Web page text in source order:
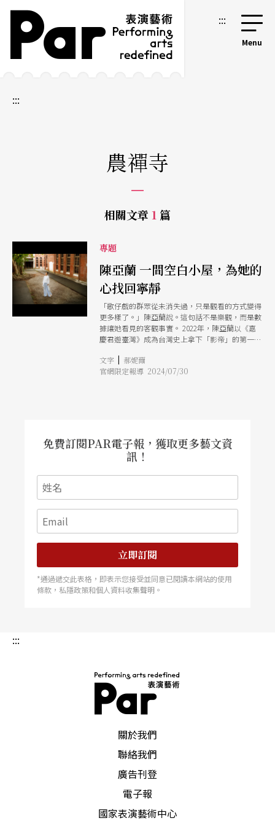
跳到主要內容區塊
網站導覽 :::
:::
農禪寺
相關文章 1 篇
專題
陳亞蘭 一間空白小屋，為她的
心找回寧靜
「歌仔戲的群眾從未消失過，只是觀看的方式變得
更多樣了。」陳亞蘭說。這句話不是樂觀，而是數
據讓她看見的客觀事實。 2022年，陳亞蘭以《嘉
慶君遊臺灣》成為台灣史上拿下「影帝」的第一位
歌仔戲的興衰，對於歌仔戲，她始終有股傳承的責
任感。《勇氣家族》遠看是談論產業的變化，近看
吃下來的苦難，有些則是來自原生家庭的壓力。陳
亞蘭在談歌仔戲的時候，其實談的也是她如何長大
這回事。
文字 | 郝妮爾
官網限定報導 2024/07/30
免費訂閱PAR電子報，獲取更多藝文資
訊！
立即訂閱
*通過遞交此表格，即表示您接受並同意已閱讀本網站的使用
條款，私隱政策和個人資料收集聲明。
:::
關於我們
聯絡我們
廣告刊登
電子報
國家表演藝術中心